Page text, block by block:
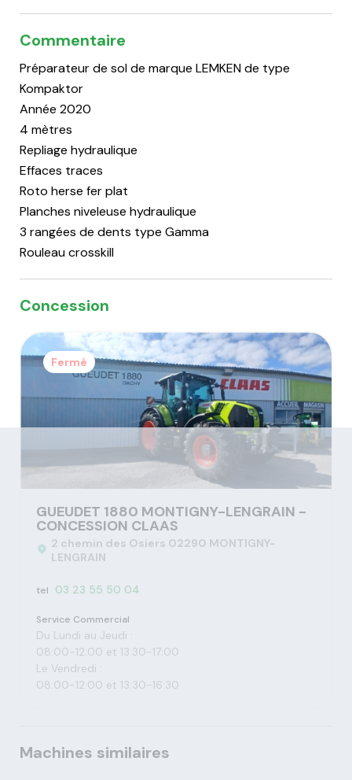
Commentaire
Préparateur de sol de marque LEMKEN de type
Kompaktor
Année 2020
4 mètres
Repliage hydraulique
Effaces traces
Roto herse fer plat
Planches niveleuse hydraulique
3 rangées de dents type Gamma
Rouleau crosskill
Concession
Fermé
GUEUDET 1880 MONTIGNY-LENGRAIN -
CONCESSION CLAAS
2 chemin des Osiers 02290 MONTIGNY-
LENGRAIN
tel 03 23 55 50 04
Service Commercial
Du Lundi au Jeudi :
08:00-12:00 et 13:30-17:00
Le Vendredi :
08:00-12:00 et 13:30-16:30
Machines similaires